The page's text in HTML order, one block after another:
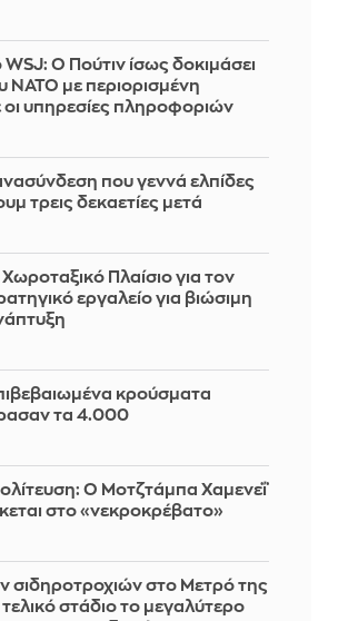
WSJ: Ο Πούτιν ίσως δοκιμάσει
ΝΑΤΟ με περιορισμένη
οι υπηρεσίες πληροφοριών
που γεννά ελπίδες
τρεις δεκαετίες μετά
Χωροταξικό Πλαίσιο για τον
εργαλείο για βιώσιμη
κρούσματα
τα 4.000
Ο Μοτζτάμπα Χαμενεΐ
στο «νεκροκρέβατο»
σιδηροτροχιών στο Μετρό της
στάδιο το μεγαλύτερο